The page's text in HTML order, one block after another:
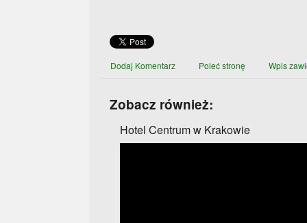
Dodaj Komentarz Poleć stronę Wpis
Zobacz również:
Hotel Centrum w Krakowie